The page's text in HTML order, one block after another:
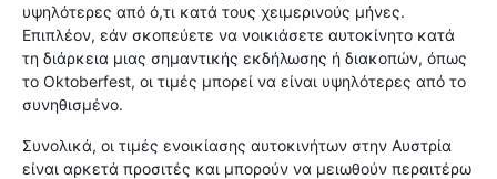
υψηλότερες από ό,τι κατά τους χειμερινούς μήνες.
Επιπλέον, εάν σκοπεύετε να νοικιάσετε αυτοκίνητο κατά
τη διάρκεια μιας σημαντικής εκδήλωσης ή διακοπών, όπως
το Oktoberfest, οι τιμές μπορεί να είναι υψηλότερες από το
συνηθισμένο.
Συνολικά, οι τιμές ενοικίασης αυτοκινήτων στην Αυστρία
είναι αρκετά προσιτές και μπορούν να μειωθούν περαιτέρω